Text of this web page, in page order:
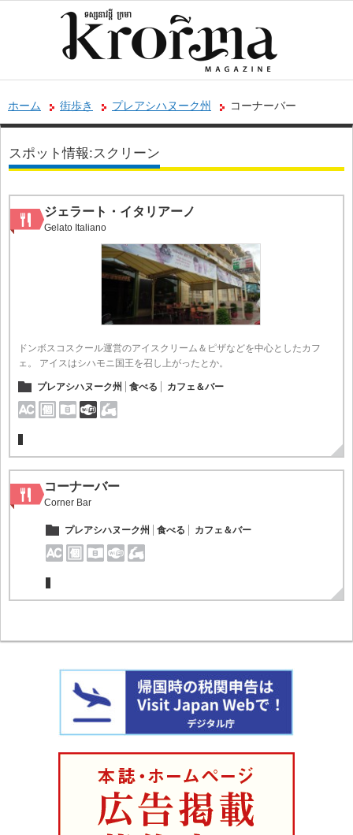
ホーム 街歩き プレアシハヌーク州 コーナーバー
スポット情報:スクリーン
ジェラート・イタリアーノ
Gelato Italiano
ドンボスコスクール運営のアイスクリーム＆ピザなどを中心としたカフ
ェ。 アイスはシハモニ国王を召し上がったとか。
プレアシハヌーク州 食べる カフェ＆バー
コーナーバー
Corner Bar
プレアシハヌーク州 食べる カフェ＆バー